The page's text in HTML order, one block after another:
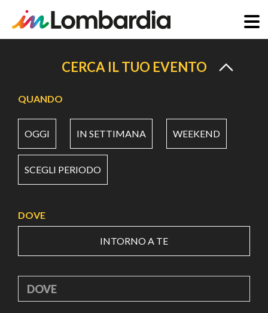
principale
CERCA IL TUO EVENTO
QUANDO
OGGI IN SETTIMANA WEEKEND
SCEGLI PERIODO
DOVE
INTORNO A TE
DOVE